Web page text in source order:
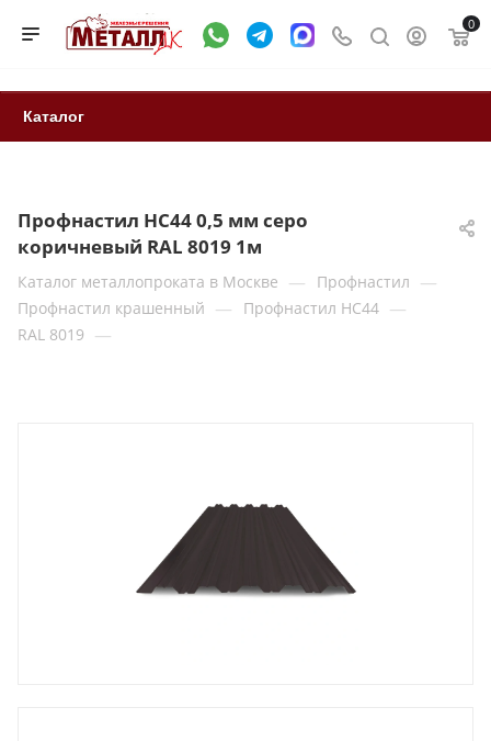
0
Каталог
Профнастил НС44 0,5 мм серо
коричневый RAL 8019 1м
Каталог металлопроката в Москве — Профнастил —
Профнастил крашенный — Профнастил НС44 —
RAL 8019 —